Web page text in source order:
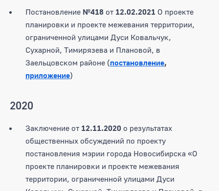
Постановление №418 от 12.02.2021 О проекте
планировки и проекте межевания территории,
ограниченной улицами Дуси Ковальчук,
Сухарной, Тимирязева и Плановой, в
Заельцовском районе (постановление,
приложение)
2020
Заключение от 12.11.2020 о результатах
общественных обсуждений по проекту
постановления мэрии города Новосибирска «О
проекте планировки и проекте межевания
территории, ограниченной улицами Дуси